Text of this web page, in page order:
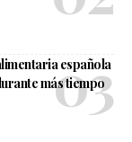
española
más tiempo